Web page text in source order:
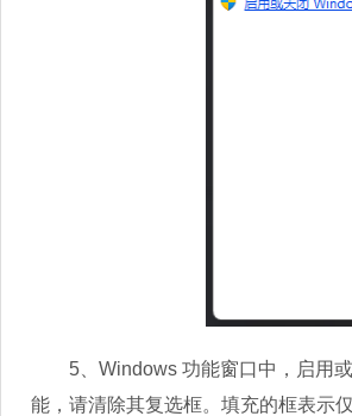
5、Windows 功能窗口中，启用或
能，请清除其复选框。填充的框表示